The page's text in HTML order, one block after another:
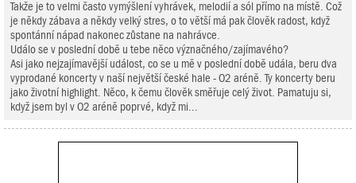
Takže je to velmi často vymýšlení vyhrávek, melodií a sól přímo na místě. Což
je někdy zábava a někdy velký stres, o to větší má pak člověk radost, když
spontánní nápad nakonec zůstane na nahrávce.
Událo se v poslední době u tebe něco význačného/zajímavého?
Asi jako nejzajímavější událost, co se u mě v poslední době udála, beru dva
vyprodané koncerty v naší největší české hale - O2 aréně. Ty koncerty beru
jako životní highlight. Něco, k čemu člověk směřuje celý život. Pamatuju si,
když jsem byl v O2 aréně poprvé, když mi...